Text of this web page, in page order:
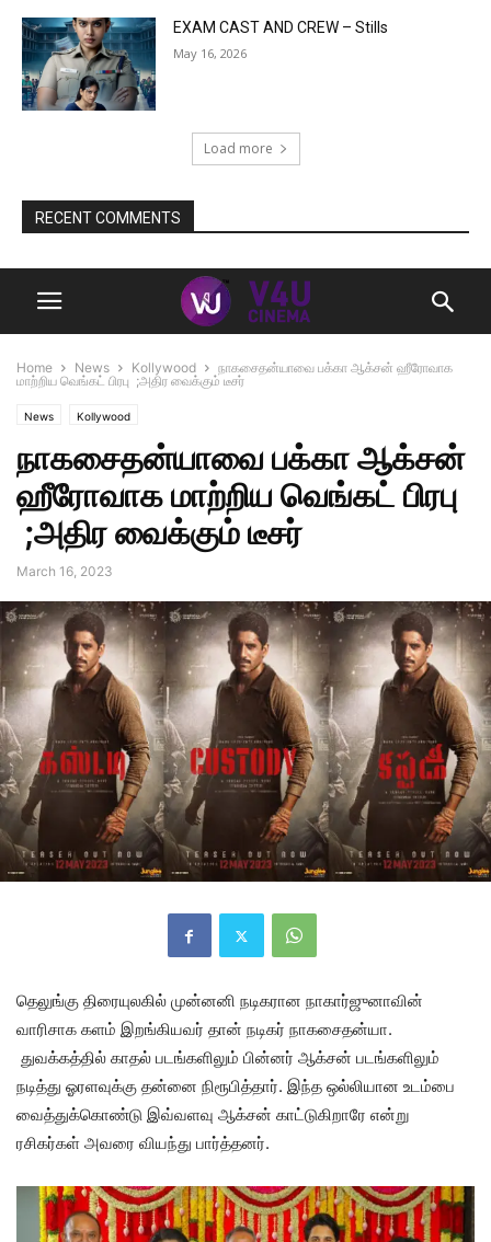
EXAM CAST AND CREW – Stills
May 16, 2026
Load more
RECENT COMMENTS